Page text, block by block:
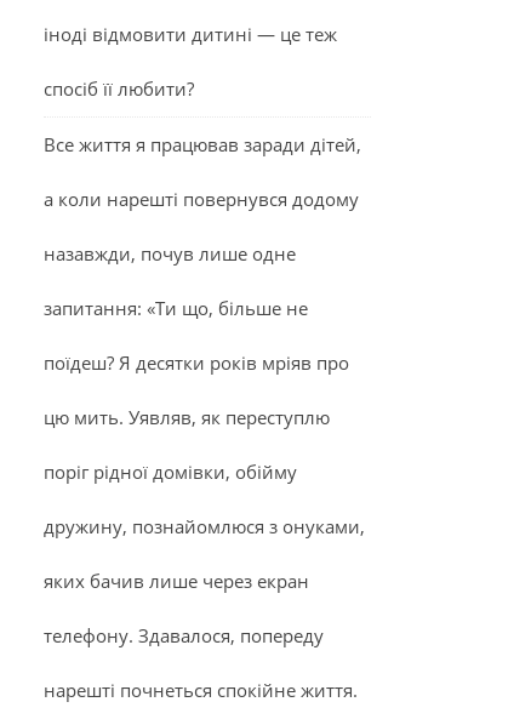
іноді відмовити дитині — це теж
спосіб її любити?
Все життя я працював заради дітей,
а коли нарешті повернувся додому
назавжди, почув лише одне
запитання: «Ти що, більше не
поїдеш? Я десятки років мріяв про
цю мить. Уявляв, як переступлю
поріг рідної домівки, обійму
дружину, познайомлюся з онуками,
яких бачив лише через екран
телефону. Здавалося, попереду
нарешті почнеться спокійне життя.